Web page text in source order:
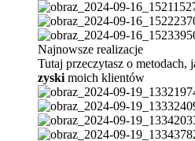
Najnowsze realizacje
Tutaj przeczytasz o metodach,
zyski moich klientów